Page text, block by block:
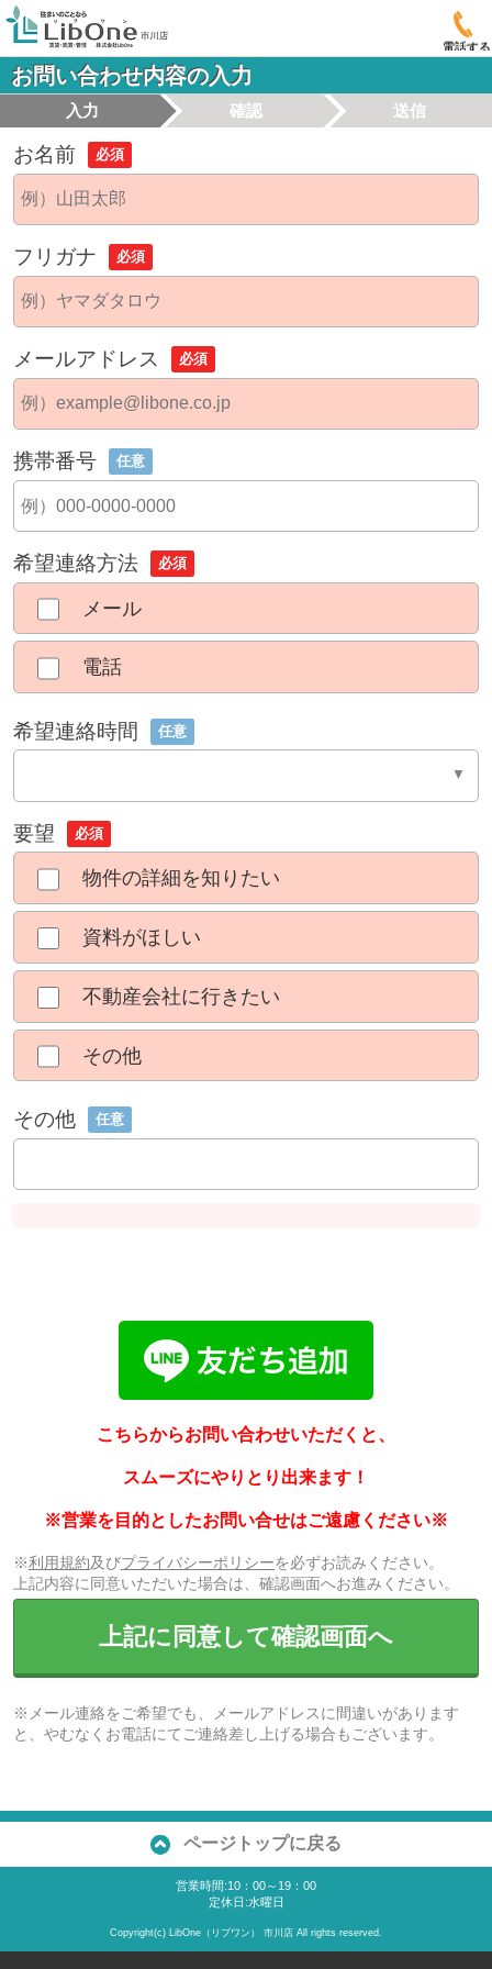
電話する
お問い合わせ内容の入力
入力 確認 送信
お名前 必須
フリガナ 必須
メールアドレス 必須
携帯番号 任意
希望連絡方法 必須
メール
電話
希望連絡時間 任意
要望 必須
物件の詳細を知りたい
資料がほしい
不動産会社に行きたい
その他
その他 任意
こちらからお問い合わせいただくと、
スムーズにやりとり出来ます！
※営業を目的としたお問い合せはご遠慮ください※
※利用規約及びプライバシーポリシーを必ずお読みください。
上記内容に同意いただいた場合は、確認画面へお進みください。
上記に同意して確認画面へ
※メール連絡をご希望でも、メールアドレスに間違いがあります
と、やむなくお電話にてご連絡差し上げる場合もございます。
ページトップに戻る
営業時間:10：00～19：00
定休日:水曜日
Copyright(c) LibOne（リブワン） 市川店 All rights reserved.